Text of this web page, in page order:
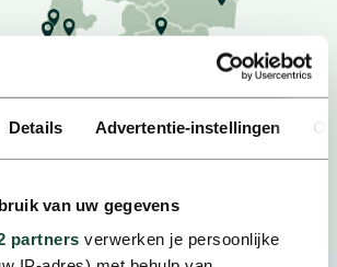
Details Advertentie-instellingen
van uw gegevens
partners verwerken je persoonlijke